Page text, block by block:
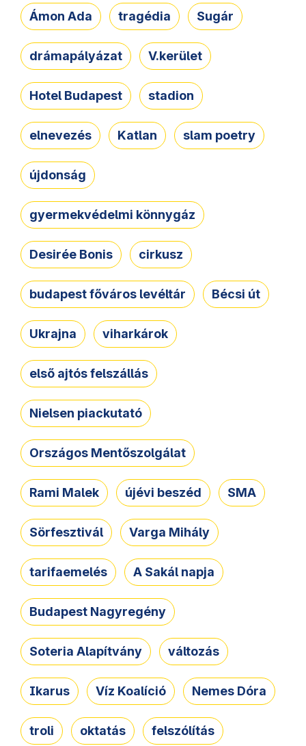
Ámon Ada tragédia Sugár
drámapályázat V.kerület
Hotel Budapest stadion
elnevezés Katlan slam poetry
újdonság
gyermekvédelmi könnygáz
Desirée Bonis cirkusz
budapest főváros levéltár Bécsi út
Ukrajna viharkárok
első ajtós felszállás
Nielsen piackutató
Országos Mentőszolgálat
Rami Malek újévi beszéd SMA
Sörfesztivál Varga Mihály
tarifaemelés A Sakál napja
Budapest Nagyregény
Soteria Alapítvány változás
Ikarus Víz Koalíció Nemes Dóra
troli oktatás felszólítás